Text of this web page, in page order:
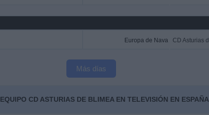
Europa de Nava
Más días
CD ASTURIAS DE BLIMEA EN TELEVISIÓN EN ESPAÑA